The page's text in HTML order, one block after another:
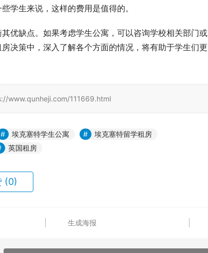
学生来说，这样的费用是值得的。
优缺点。如果考虑学生公寓，可以咨询学校相关部门或
决策中，深入了解各个方面的情况，将有助于学生们更
www.qunheji.com/111669.html
埃克塞特学生公寓
埃克塞特留学租房
英国租房
(0)
生成海报